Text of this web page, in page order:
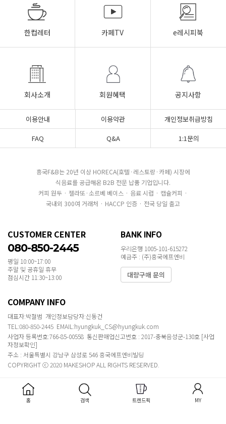
한컵레터 카페TV e레시피북
회사소개 회원혜택 공지사항
이용안내 이용약관
개인정보취급방침
FAQ
Q&A 1:1문의
흥국F&B는 20년 이상 HORECA(호텔·레스토랑·카페) 시장에
식음료를 공급해온 B2B 전문 납품 기업입니다.
커피 원두 · 젤라또·소르베 베이스 · 음료 시럽 · 캡슐커피 ·
국내외 300여 거래처 · HACCP 인증 · 전국 당일 출고
CUSTOMER CENTER
080-850-2445
평일 10:00~17:00
주말 및 공휴일 휴무
점심시간 11:30~13:00
BANK INFO
우리은행 1005-101-615272
예금주 : (주)흥국에프엔비
대량구매 문의
COMPANY INFO
대표자:박철범 개인정보담당자:신동건
TEL:080-850-2445 EMAIL:hyungkuk_CS@hyungkuk.com
사업자 등록번호:766-85-00558 통신판매업신고번호 : 2017-충북음성군-130호 [사업
자정보확인]
주소 : 서울특별시 강남구 삼성로 546 흥국에프엔비빌딩
COPYRIGHT ⓒ 2020 MAKESHOP ALL RIGHTS RESERVED.
홈 검색 트렌드픽 MY